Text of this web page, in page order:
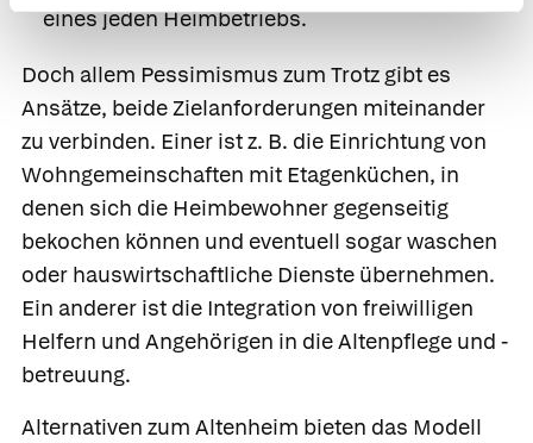
eines jeden Heimbetriebs.
Doch allem Pessimismus zum Trotz gibt es
Ansätze, beide Zielanforderungen miteinander
zu verbinden. Einer ist z. B. die Einrichtung von
Wohngemeinschaften mit Etagenküchen, in
denen sich die Heimbewohner gegenseitig
bekochen können und eventuell sogar waschen
oder hauswirtschaftliche Dienste übernehmen.
Ein anderer ist die Integration von freiwilligen
Helfern und Angehörigen in die Altenpflege und -
betreuung.
Alternativen zum Altenheim bieten das Modell